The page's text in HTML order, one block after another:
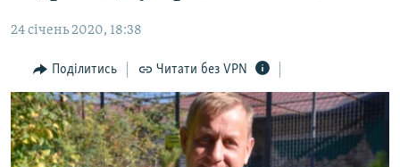
основної
Перейти
до
пошуку
БЛОГИ
ПОГЛЯД
ІНТЕРВ'Ю
ВСЕ ЗА ДЕНЬ
24 січень 2020, 18:38
Поділитись Читати без VPN